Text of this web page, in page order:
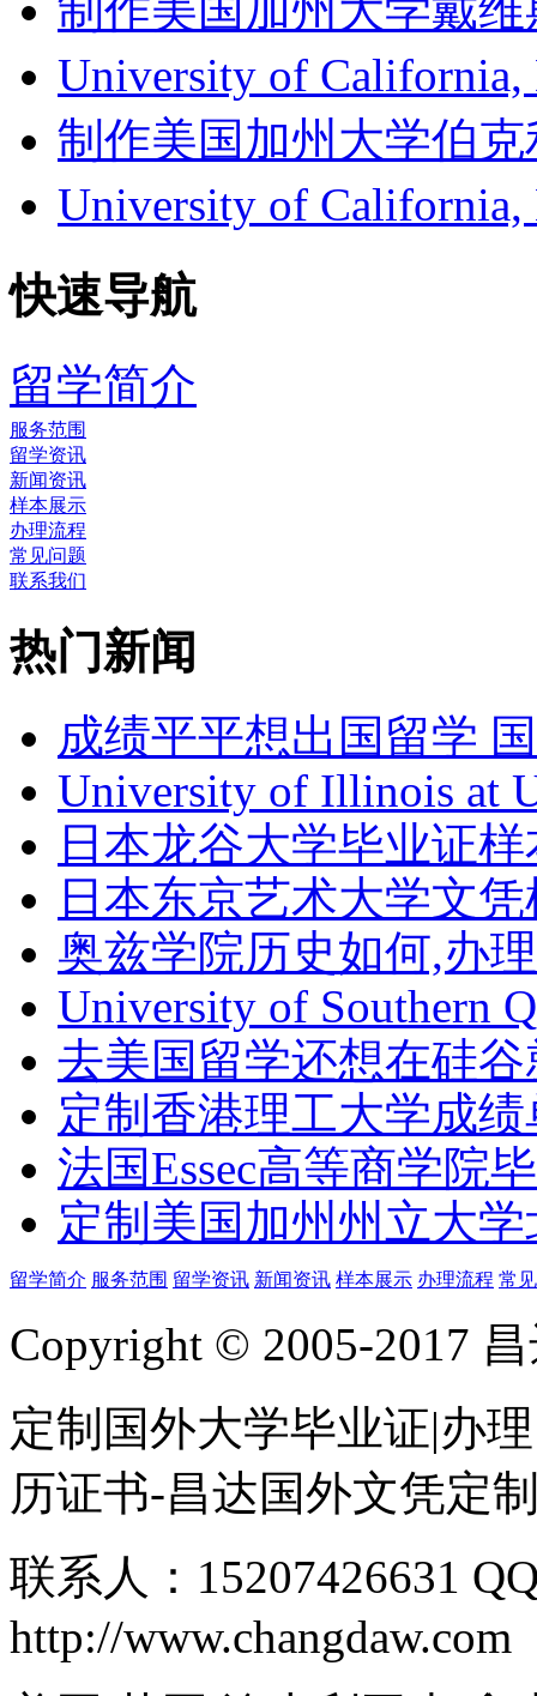
制作美国加州大学戴
University of
制作美国加州大学伯
University of
快速导航
留学简介
服务范围
留学资讯
新闻资讯
样本展示
办理流程
常见问题
联系我们
热门新闻
成绩平平想出国留学
University of Illinois at
日本龙谷大学毕业证
日本东京艺术大学文
奥兹学院历史如何,办
University of Southern
去美国留学还想在硅
定制香港理工大学成绩
法国Essec高等商学院
定制美国加州州立大
留学简介 服务范围 留学资讯 新闻资讯 样本展示 办理流程 常
Copyright © 2005-2017
定制国外大学毕业证|办
历证书-昌达国外文凭定
联系人：15207426631
http://www.changdaw.com